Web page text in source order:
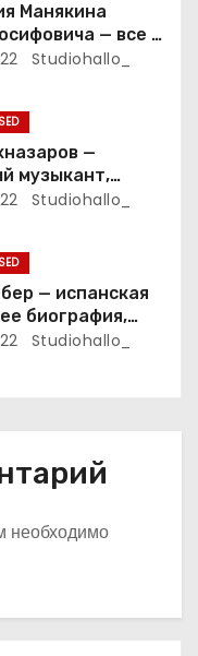
Манякина
— все о
России!
Studiohallo_
—
музыкант,
и продюсер —
Studiohallo_
— испанская
биография,
факты,
Studiohallo_
необходимо